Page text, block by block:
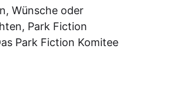
Wünsche oder
Park Fiction
Park Fiction Komitee